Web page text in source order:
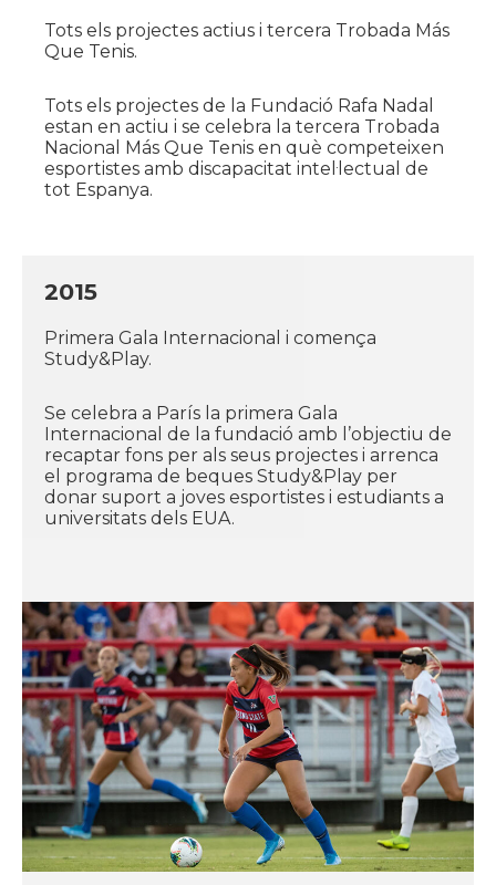
Tots els projectes actius i tercera Trobada Más
Que Tenis.
Tots els projectes de la Fundació Rafa Nadal
estan en actiu i se celebra la tercera Trobada
Nacional Más Que Tenis en què competeixen
esportistes amb discapacitat intel·lectual de
tot Espanya.
2015
Primera Gala Internacional i comença
Study&Play.
Se celebra a París la primera Gala
Internacional de la fundació amb l’objectiu de
recaptar fons per als seus projectes i arrenca
el programa de beques Study&Play per
donar suport a joves esportistes i estudiants a
universitats dels EUA.